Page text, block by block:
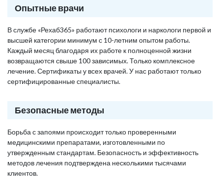
Опытные врачи
В службе «Рехаб365» работают психологи и наркологи первой и
высшей категории минимум с 10-летним опытом работы.
Каждый месяц благодаря их работе к полноценной жизни
возвращаются свыше 100 зависимых. Только комплексное
лечение. Сертификаты у всех врачей. У нас работают только
сертифицированные специалисты.
Безопасные методы
Борьба с запоями происходит только проверенными
медицинскими препаратами, изготовленными по
утвержденным стандартам. Безопасность и эффективность
методов лечения подтверждена несколькими тысячами
клиентов.